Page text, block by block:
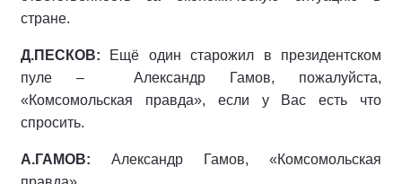
стране.
Д.ПЕСКОВ: Ещё один старожил в президентском
пуле – Александр Гамов, пожалуйста,
«Комсомольская правда», если у Вас есть что
спросить.
А.ГАМОВ: Александр Гамов, «Комсомольская